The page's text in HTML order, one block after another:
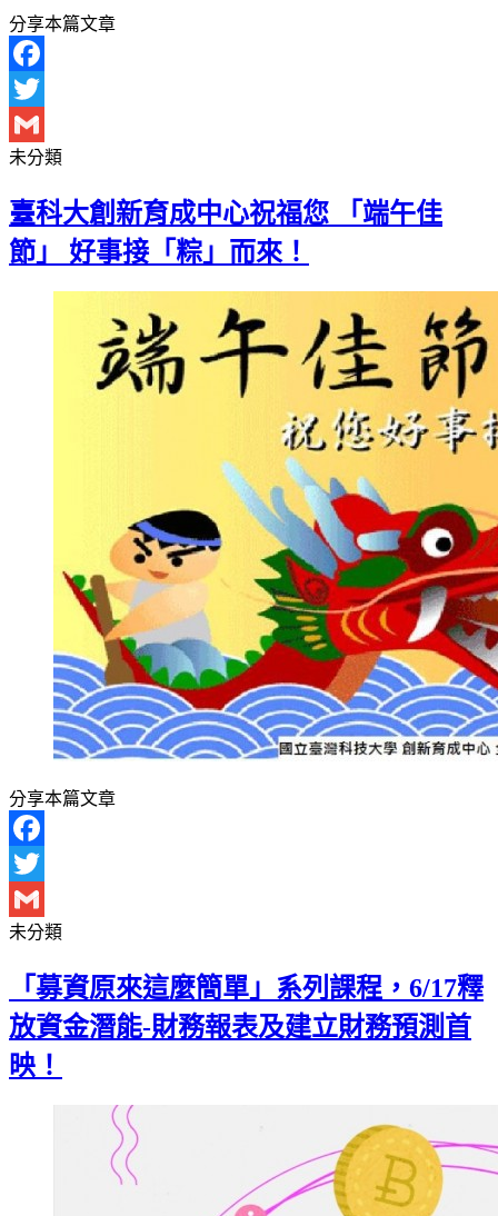
分享本篇文章
Facebook
Twitter
Gmail
未分類
臺科大創新育成中心祝福您 「端午佳
節」 好事接「粽」而來！
分享本篇文章
Facebook
Twitter
Gmail
未分類
「募資原來這麼簡單」系列課程，6/17釋
放資金潛能-財務報表及建立財務預測首
映！